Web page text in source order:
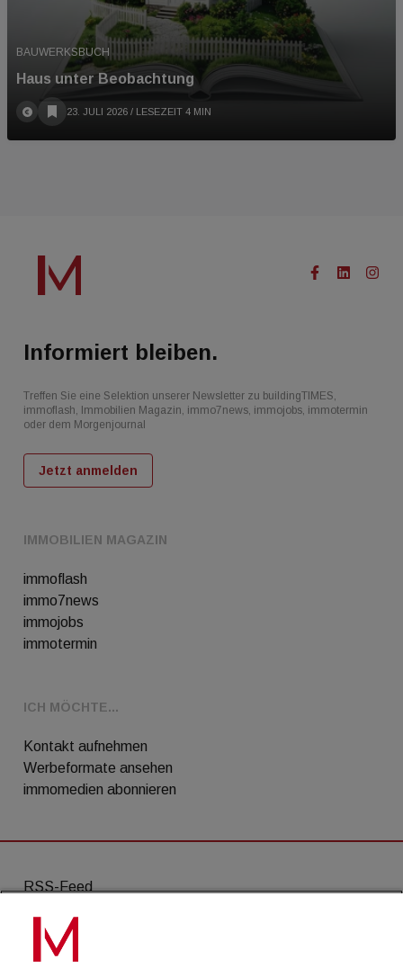
BAUWERKSBUCH
Haus unter Beobachtung
23. JULI 2026 / LESEZEIT 4 MIN
IMMOBILIEN MAGAZIN
immoflash
immo7news
immojobs
immotermin
ICH MÖCHTE...
Kontakt aufnehmen
Werbeformate ansehen
immomedien abonnieren
Informiert bleiben.
Treffen Sie eine Selektion unserer Newsletter zu buildingTIMES,
immoflash, Immobilien Magazin, immo7news, immojobs, immotermin
oder dem Morgenjournal
Jetzt anmelden
RSS-Feed
AGB
Datenschutz